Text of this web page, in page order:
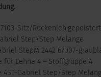
Sitz/Rückenleh.gepolstert
Step/Step Melange
StepM 2442 67007-
für Lehne 4 – Stoffgruppe 4
4ST-Gabriel Step/Step